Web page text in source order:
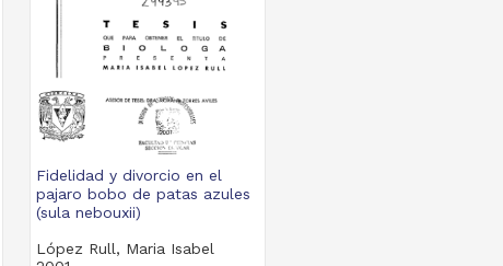
Fidelidad y divorcio en el
pajaro bobo de patas azules
(sula nebouxii)
López Rull, Maria Isabel